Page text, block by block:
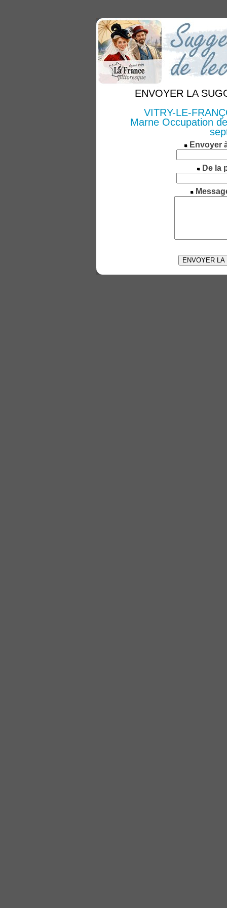
ENVOYER LA
VITRY-LE-
Marne Occupation
Envoyer
De la